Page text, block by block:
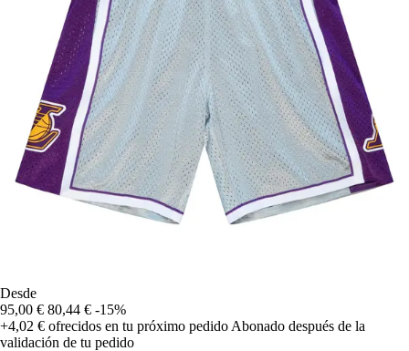
Desde
95,00 € 80,44 € -15%
+4,02 € ofrecidos en tu próximo pedido Abonado después de la
validación de tu pedido